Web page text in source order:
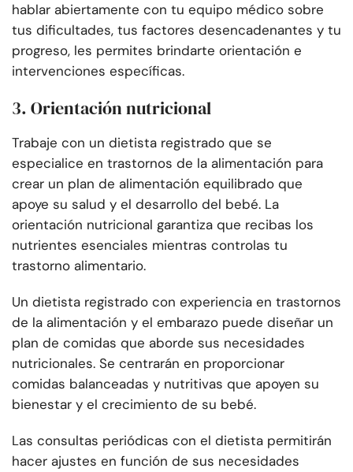
hablar abiertamente con tu equipo médico sobre
tus dificultades, tus factores desencadenantes y tu
progreso, les permites brindarte orientación e
intervenciones específicas.
3. Orientación nutricional
Trabaje con un dietista registrado que se
especialice en trastornos de la alimentación para
crear un plan de alimentación equilibrado que
apoye su salud y el desarrollo del bebé. La
orientación nutricional garantiza que recibas los
nutrientes esenciales mientras controlas tu
trastorno alimentario.
Un dietista registrado con experiencia en trastornos
de la alimentación y el embarazo puede diseñar un
plan de comidas que aborde sus necesidades
nutricionales. Se centrarán en proporcionar
comidas balanceadas y nutritivas que apoyen su
bienestar y el crecimiento de su bebé.
Las consultas periódicas con el dietista permitirán
hacer ajustes en función de sus necesidades